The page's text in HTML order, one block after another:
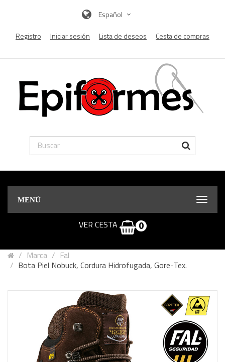
Español
Registro Iniciar sesión Lista de deseos Cesta de compras
MENÚ
VER CESTA 0
Marca
Fal
Bota Piel Nobuck, Cordura Hidrofugada, Gore-Tex.